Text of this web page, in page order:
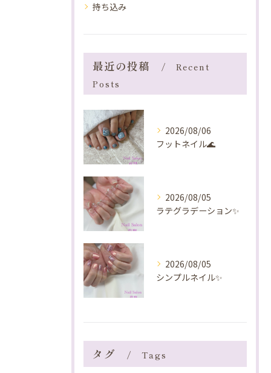
持ち込み
最近の投稿
Recent
Posts
2026/08/06
フットネイル🌊
2026/08/05
ラテグラデーション✨️
2026/08/05
シンプルネイル✨️
タグ Tags